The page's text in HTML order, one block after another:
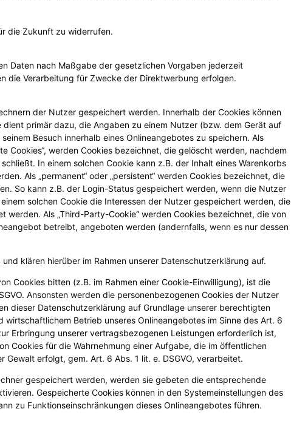
die Zukunft zu widerrufen.
Daten nach Maßgabe der gesetzlichen Vorgaben jederzeit
die Verarbeitung für Zwecke der Direktwerbung erfolgen.
der Nutzer gespeichert werden. Innerhalb der Cookies können
primär dazu, die Angaben zu einem Nutzer (bzw. dem Gerät auf
Besuch innerhalb eines Onlineangebotes zu speichern. Als
Cookies“, werden Cookies bezeichnet, die gelöscht werden, nachdem
In einem solchen Cookie kann z.B. der Inhalt eines Warenkorbs
Als „permanent“ oder „persistent“ werden Cookies bezeichnet, die
So kann z.B. der Login-Status gespeichert werden, wenn die Nutzer
solchen Cookie die Interessen der Nutzer gespeichert werden, die
Als „Third-Party-Cookie“ werden Cookies bezeichnet, die von
betreibt, angeboten werden (andernfalls, wenn es nur dessen
klären hierüber im Rahmen unserer Datenschutzerklärung auf.
Cookies bitten (z.B. im Rahmen einer Cookie-Einwilligung), ist die
Ansonsten werden die personenbezogenen Cookies der Nutzer
dieser Datenschutzerklärung auf Grundlage unserer berechtigten
Betrieb unseres Onlineangebotes im Sinne des Art. 6
Erbringung unserer vertragsbezogenen Leistungen erforderlich ist,
Cookies für die Wahrnehmung einer Aufgabe, die im öffentlichen
erfolgt, gem. Art. 6 Abs. 1 lit. e. DSGVO, verarbeitet.
gespeichert werden, werden sie gebeten die entsprechende
Gespeicherte Cookies können in den Systemeinstellungen des
zu Funktionseinschränkungen dieses Onlineangebotes führen.